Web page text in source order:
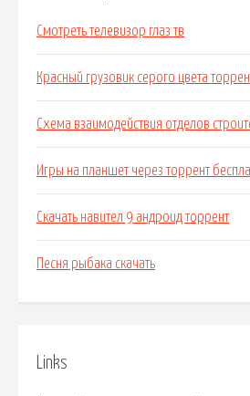
Смотреть телевизор глаз тв
Красный грузовик серого цвета
Схема взаимодействия отделов
Игры на планшет через торрент
Скачать навител 9 андроид торрент
Песня рыбака скачать
Links